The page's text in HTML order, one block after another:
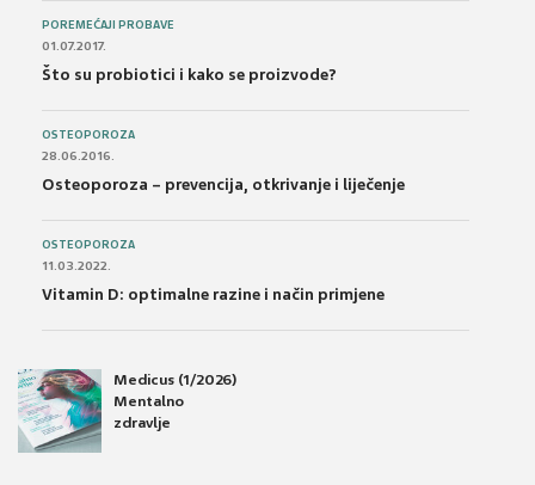
POREMEĆAJI PROBAVE
01.07.2017.
Što su probiotici i kako se proizvode?
OSTEOPOROZA
28.06.2016.
Osteoporoza – prevencija, otkrivanje i liječenje
OSTEOPOROZA
11.03.2022.
Vitamin D: optimalne razine i način primjene
Medicus (1/2026)
Mentalno
zdravlje